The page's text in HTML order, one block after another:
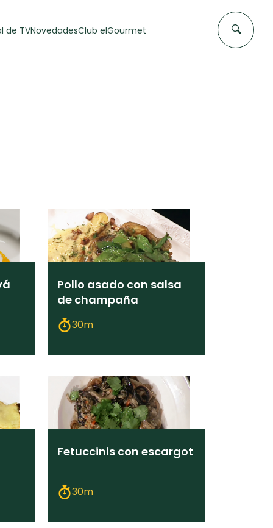
DE FLAN CASERO
50 min
de TVNovedadesClub elGourmet
Pollo asado con salsa
de champaña
30m
Fetuccinis con escargot
30m